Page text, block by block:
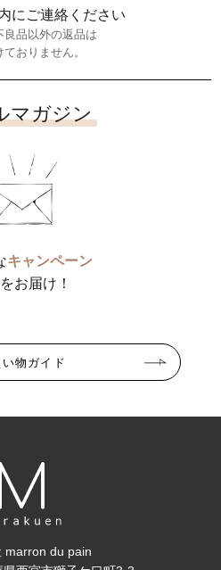
にご連絡ください
良品以外の返品は
おりません。
マガジン
キャンペーン
お届け！
物ガイド
marron du pain